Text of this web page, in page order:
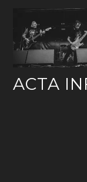
content
ACTA